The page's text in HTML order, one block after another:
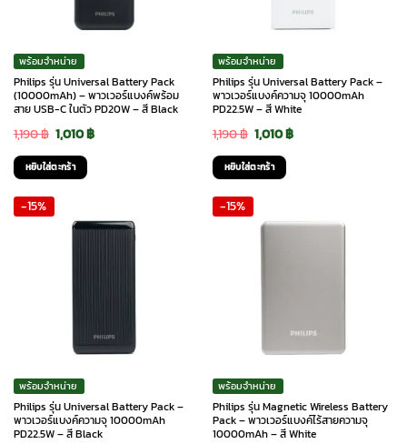
พร้อมจำหน่าย
Philips รุ่น Universal Battery Pack
(10000mAh) – พาวเวอร์แบงค์พร้อม
สาย USB-C ในตัว PD20W – สี Black
1,190฿ Original
price
was:
1,010฿Current
หยิบใส่ตะกร้า
พร้อมจำหน่าย
Philips รุ่น Universal Battery Pack –
พาวเวอร์แบงค์ความจุ 10000mAh
PD22.5W – สี White
1,190฿ Original
price
was:
1,010฿Current
หยิบใส่ตะกร้า
-15%
พร้อมจำหน่าย
Philips รุ่น Universal Battery Pack –
พาวเวอร์แบงค์ความจุ 10000mAh
PD22.5W – สี Black
-15%
พร้อมจำหน่าย
Philips รุ่น Magnetic Wireless Battery
Pack – พาวเวอร์แบงค์ไร้สายความจุ
10000mAh – สี White